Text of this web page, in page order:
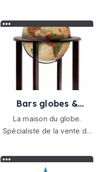
Parfum de Grasse
Bars globes &
mappemondes
La maison du globe.
Spécialiste de la vente de
installé en France depuis
1996. Un choix unique des